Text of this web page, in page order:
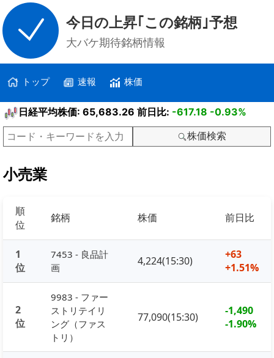
今日の上昇｢この銘柄｣予想
大バケ期待銘柄情報
トップ 速報 株価
日経平均株価: 65,683.26 前日比: -617.18 -0.93%
株価検索
小売業
順
位
銘柄 株価 前日比
1
位
7453 - 良品計
画
4,224(15:30)
+63
+1.51%
2
位
9983 - ファー
ストリテイリ
ング（ファス
トリ）
77,090(15:30)
-1,490
-1.90%